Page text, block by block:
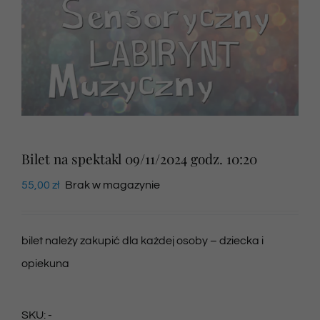
SKLEP VOD
Bilet na spektakl 09/11/2024 godz. 10:20
55,00 zł Brak w magazynie
bilet należy zakupić dla każdej osoby – dziecka i
opiekuna
SKU: -